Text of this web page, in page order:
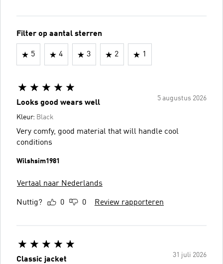
Filter op aantal sterren
5 4 3 2 1
5 augustus 2026
Looks good wears well
Kleur: Black
Very comfy, good material that will handle cool
conditions
Wilshsim1981
Vertaal naar Nederlands
Nuttig? 0 0 Review rapporteren
31 juli 2026
Classic jacket